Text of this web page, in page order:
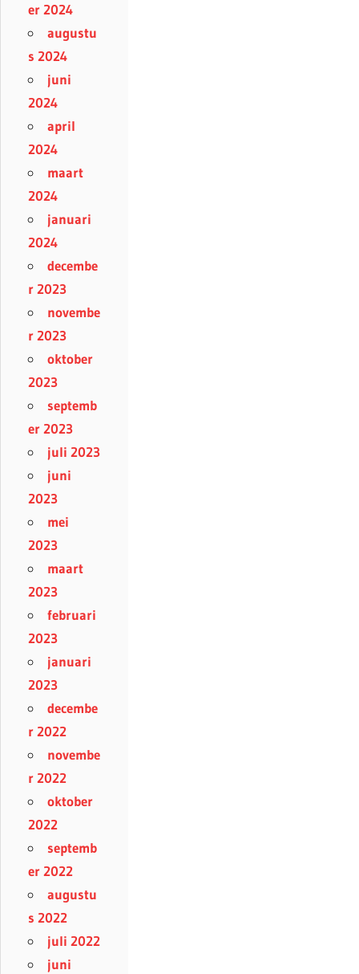
er 2024
augustu
s 2024
juni
2024
april
2024
maart
2024
januari
2024
decembe
r 2023
novembe
r 2023
oktober
2023
septemb
er 2023
juli 2023
juni
2023
mei
2023
maart
2023
februari
2023
januari
2023
decembe
r 2022
novembe
r 2022
oktober
2022
septemb
er 2022
augustu
s 2022
juli 2022
juni